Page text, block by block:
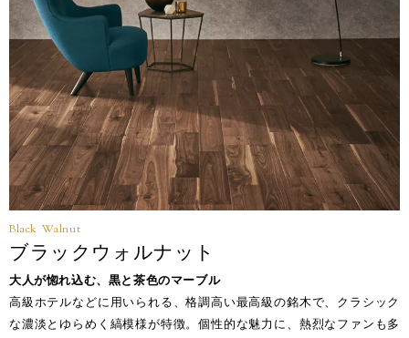
Black Walnut
ブラックウォルナット
大人が惚れ込む、黒と茶色のマーブル
高級ホテルなどに用いられる、格調高い最高級の銘木で、クラシック
な濃淡とゆらめく縞模様が特徴。個性的な魅力に、熱烈なファンも多